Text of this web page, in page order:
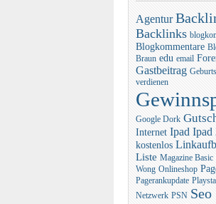
Agentur
Backlinks
Blogkommentare
Braun edu email
Gastbeitrag
verdienen
Google Dork
Internet Ipad Ipad
kostenlos
Liste Magazine Basic
Wong Onlineshop
Pagerankupdate
Netzwerk PSN Seo